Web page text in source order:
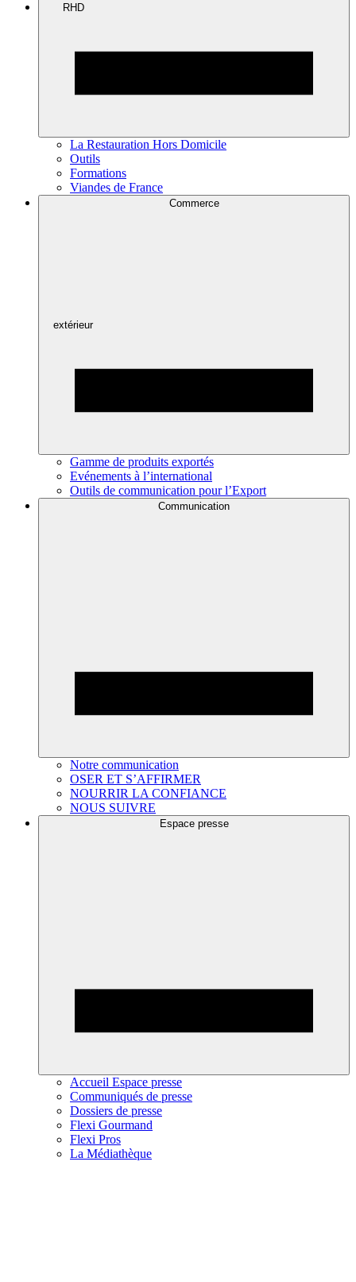
RHD
La Restauration Hors Domicile
Outils
Formations
Viandes de France
Commerce
extérieur
Gamme de produits exportés
Evénements à l’international
Outils de communication pour l’Export
Communication
Notre communication
OSER ET S’AFFIRMER
NOURRIR LA CONFIANCE
NOUS SUIVRE
Espace presse
Accueil Espace presse
Communiqués de presse
Dossiers de presse
Flexi Gourmand
Flexi Pros
La Médiathèque